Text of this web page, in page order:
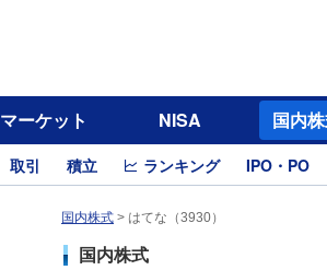
マーケット NISA 国内
取引 積立 ランキング IPO・PO
国内株式 > はてな（3930）
国内株式